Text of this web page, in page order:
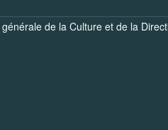
de la Cultureet de la